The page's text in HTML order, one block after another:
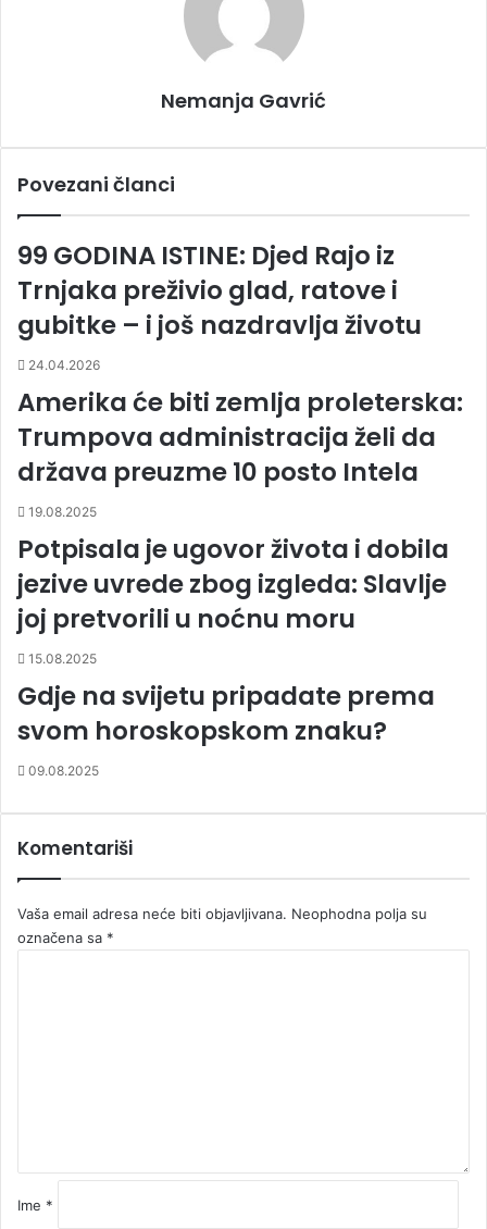
Nemanja Gavrić
Povezani članci
99 GODINA ISTINE: Djed Rajo iz
Trnjaka preživio glad, ratove i
gubitke – i još nazdravlja životu
24.04.2026
Amerika će biti zemlja proleterska:
Trumpova administracija želi da
država preuzme 10 posto Intela
19.08.2025
Potpisala je ugovor života i dobila
jezive uvrede zbog izgleda: Slavlje
joj pretvorili u noćnu moru
15.08.2025
Gdje na svijetu pripadate prema
svom horoskopskom znaku?
09.08.2025
Komentariši
Vaša email adresa neće biti objavljivana. Neophodna polja su
označena sa *
Ime *